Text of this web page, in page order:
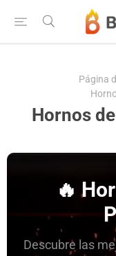
Página
Hornos
🔥
Descubre las